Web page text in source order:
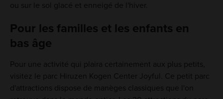
ou sur le sol glacé et enneigé de l'hiver.
Pour les familles et les enfants en
bas âge
Pour une activité qui plaira certainement aux plus petits,
visitez le parc Hiruzen Kogen Center Joyful. Ce petit parc
d'attractions dispose de manèges classiques que l'on